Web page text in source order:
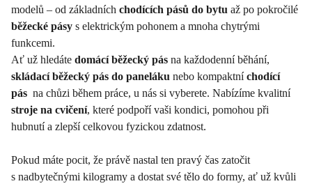
modelů – od základních chodících pásů do bytu až po pokročilé
běžecké pásy s elektrickým pohonem a mnoha chytrými
funkcemi.
Ať už hledáte domácí běžecký pás na každodenní běhání,
skládací běžecký pás do paneláku nebo kompaktníchodící
pás na chůzi během práce, u nás si vyberete. Nabízíme kvalitní
stroje na cvičení, které podpoří vaši kondici, pomohou při
hubnutí a zlepší celkovou fyzickou zdatnost.
Pokud máte pocit, že právě nastal ten pravý čas zatočit
s nadbytečnými kilogramy a dostat své tělo do formy, ať už kvůli